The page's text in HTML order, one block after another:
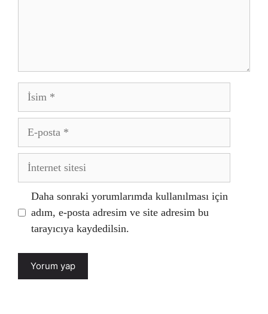
İsim
posta
İnternet
Daha sonraki yorumlarımda kullanılması için
adım, e-posta adresim ve site adresim bu
tarayıcıya kaydedilsin.